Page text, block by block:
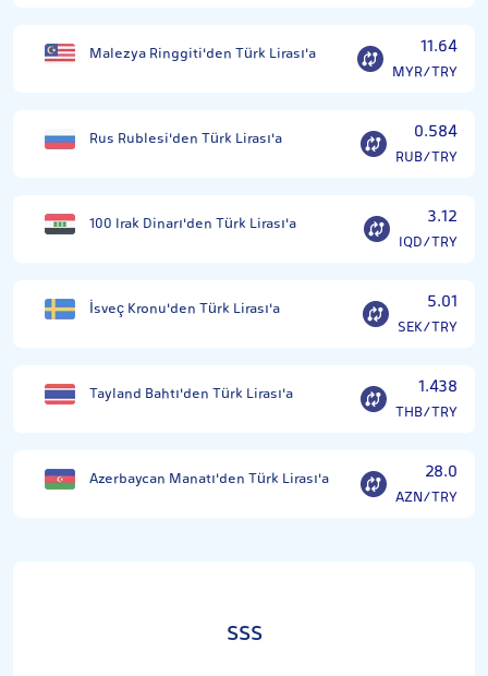
Malezya Ringgiti'den Türk Lirası'a 11.64
MYR/TRY
Rus Rublesi'den Türk Lirası'a 0.584
RUB/TRY
100 Irak Dinarı'den Türk Lirası'a 3.12
IQD/TRY
İsveç Kronu'den Türk Lirası'a 5.01
SEK/TRY
Tayland Bahtı'den Türk Lirası'a 1.438
THB/TRY
Azerbaycan Manatı'den Türk Lirası'a 28.0
AZN/TRY
SSS